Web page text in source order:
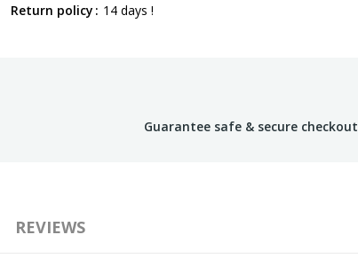
Return policy 14 days !
Guarantee safe & secure checkout
REVIEWS